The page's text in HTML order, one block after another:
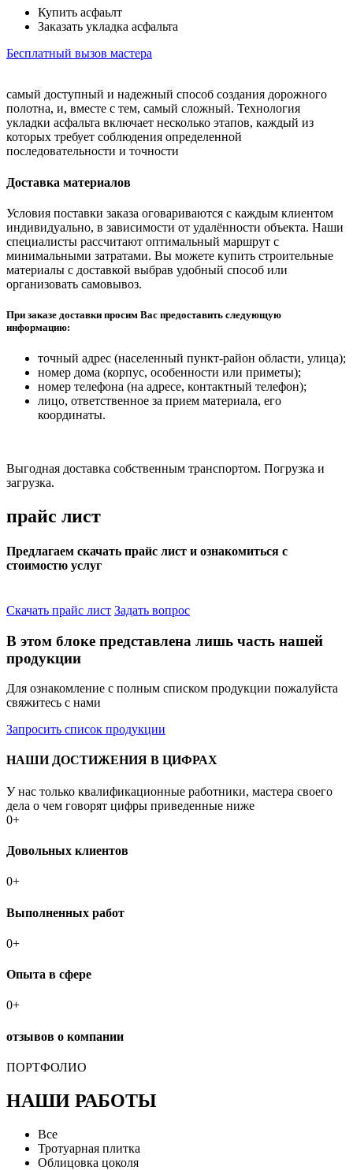
Купить асфаьлт
Заказать укладка асфальта
Бесплатный вызов мастера
самый доступный и надежный способ создания дорожного
полотна, и, вместе с тем, самый сложный. Технология
укладки асфальта включает несколько этапов, каждый из
которых требует соблюдения определенной
последовательности и точности
Доставка материалов
Условия поставки заказа оговариваются с каждым клиентом
индивидуально, в зависимости от удалённости объекта. Наши
специалисты рассчитают оптимальный маршрут с
минимальными затратами. Вы можете купить строительные
материалы с доставкой выбрав удобный способ или
организовать самовывоз.
При заказе доставки просим Вас предоставить следующую
информацию:
точный адрес (населенный пункт-район области, улица);
номер дома (корпус, особенности или приметы);
номер телефона (на адресе, контактный телефон);
лицо, ответственное за прием материала, его
координаты.
Выгодная доставка собственным транспортом. Погрузка и
загрузка.
прайс лист
Предлагаем скачать прайс лист и ознакомиться с
стоимостю услуг
Скачать прайс лист Задать вопрос
В этом блоке представлена лишь часть нашей
продукции
Для ознакомление с полным списком продукции пожалуйста
свяжитесь с нами
Запросить список продукции
НАШИ ДОСТИЖЕНИЯ В ЦИФРАХ
У нас только квалификационные работники, мастера своего
дела о чем говорят цифры приведенные ниже
0+
Довольных клиентов
0+
Выполненных работ
0+
Опыта в сфере
0+
отзывов о компании
ПОРТФОЛИО
НАШИ РАБОТЫ
Все
Тротуарная плитка
Облицовка цоколя